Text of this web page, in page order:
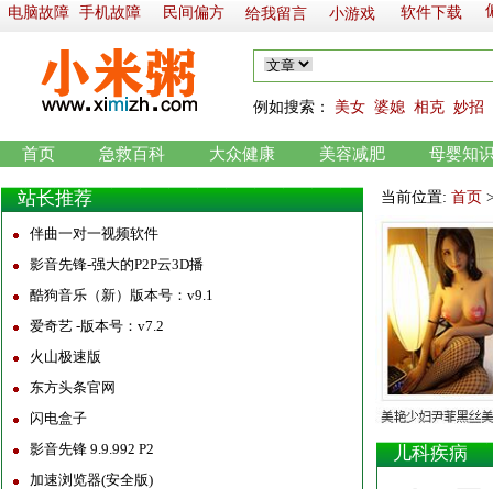
首页 急救百科 大众健康 美容减肥 母婴知
软件下载
小游戏
手机故障 民间偏方 给我留言
例如搜索： 美女 婆媳 相克 妙招
电脑故障
站长推荐
伴曲一对一视频软件
影音先锋-强大的P2P云3D播
酷狗音乐（新）版本号：v9.1
爱奇艺 -版本号：v7.2
火山极速版
东方头条官网
闪电盒子
影音先锋 9.9.992 P2
加速浏览器(安全版)
当前位置: 首页
儿科疾病